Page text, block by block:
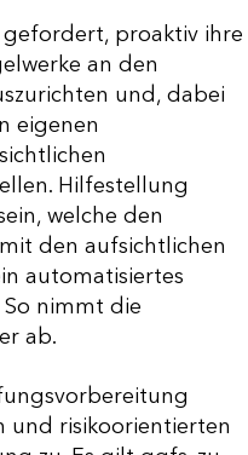
gefordert, proaktiv ihre
an den
und, dabei
eigenen
Hilfestellung
welche den
den aufsichtlichen
automatisiertes
nimmt die
ab.
und risikoorientierten